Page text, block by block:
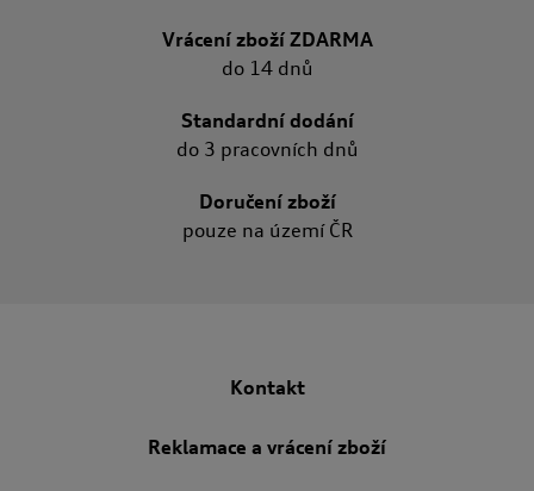
Vrácení zboží ZDARMA
do 14 dnů
Standardní dodání
do 3 pracovních dnů
Doručení zboží
pouze na území ČR
Kontakt
Reklamace a vrácení zboží